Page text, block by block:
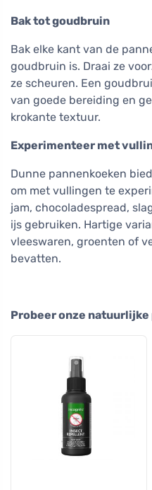
Bak tot goudbruin
Bak elke kant van de
goudbruin is. Draai ze
ze scheuren. Een
van goede bereiding en
krokante textuur.
Experimenteer met
Dunne pannenkoeken
om met vullingen te
jam, chocoladespread,
ijs gebruiken. Hartige
vleeswaren, groenten of
bevatten.
Probeer onze